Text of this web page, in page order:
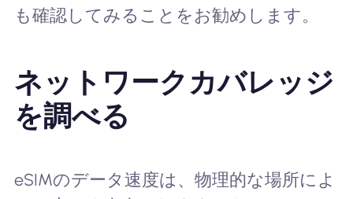
も確認してみることをお勧めします。
ネットワークカバレッジ
を調べる
eSIMのデータ速度は、物理的な場所によ